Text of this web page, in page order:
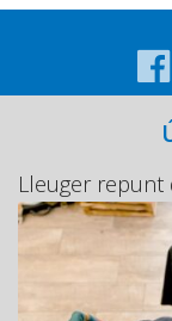
Lleuger repunt